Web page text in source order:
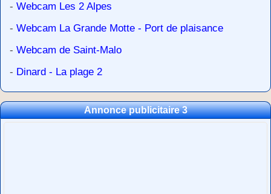
- Webcam Les 2 Alpes
- Webcam La Grande Motte - Port de plaisance
- Webcam de Saint-Malo
- Dinard - La plage 2
Annonce publicitaire 3